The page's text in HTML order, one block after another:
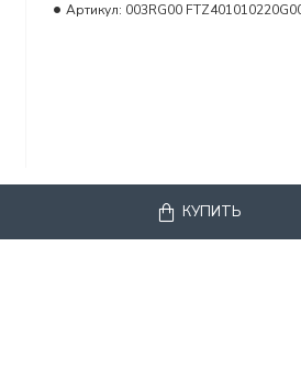
Артикул: 003RG00
КУПИТЬ